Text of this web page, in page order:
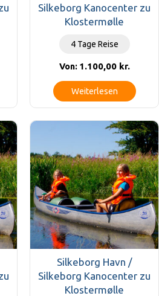
Silkeborg Kanocenter zu
Klostermølle
4 Tage Reise
Von: 1.100,00 kr.
Weiterlesen
Silkeborg Havn /
Silkeborg Kanocenter zu
Klostermølle